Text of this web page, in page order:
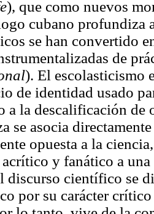
), que como nuevos
cubano profundiza
se han convertido
de
). El escolasticismo
de identidad usado
a la descalificación de
se asocia
opuesta a la
acrítico y fanático a
discurso científico se
por su carácter